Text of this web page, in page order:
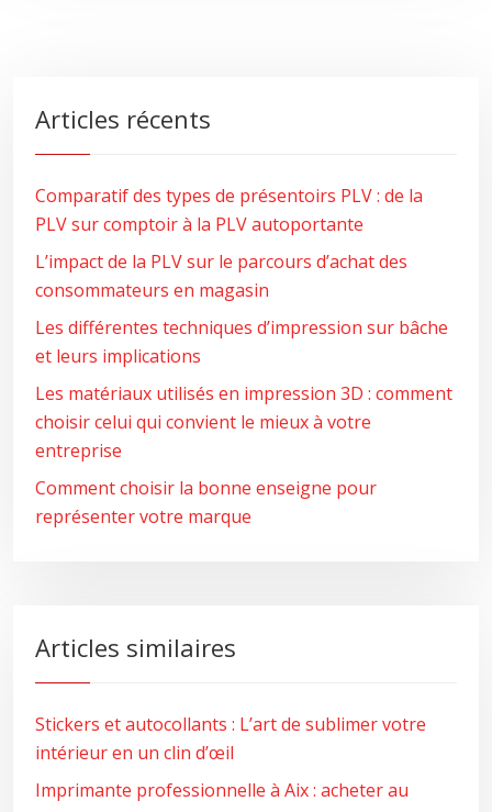
Articles récents
Comparatif des types de présentoirs PLV : de la
PLV sur comptoir à la PLV autoportante
L’impact de la PLV sur le parcours d’achat des
consommateurs en magasin
Les différentes techniques d’impression sur bâche
et leurs implications
Les matériaux utilisés en impression 3D : comment
choisir celui qui convient le mieux à votre
entreprise
Comment choisir la bonne enseigne pour
représenter votre marque
Articles similaires
Stickers et autocollants : L’art de sublimer votre
intérieur en un clin d’œil
Imprimante professionnelle à Aix : acheter au